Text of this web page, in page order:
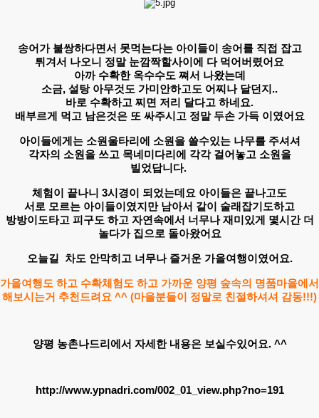
​송어가 불쌍하다면서 못먹는다는 아이들이 송어를 직접 잡고
튀겨서 나오니 정말 눈깜짝할사이에 다 먹어버렸어요
아까 수확한 옥수수도 쪄서 나왔는데
소금, 설탕 아무것도 가미안하고도 어찌나 달던지..
바로 수확하고 찌면 저리 달다고 하네요.
배부르게 먹고 남은것은 또 싸주시고 정말 두손 가득 이였어요
아이들에게는 소원울타리에 소원을 쓸수있는 나무를 주셔셔
각자의 소원을 쓰고 목네미다리에 각각 걸어놓고 소원을
빌었답니다. ​
체험이 끝나니 3시경이 되었는데요 아이들은 끝나고도
서로 모르는 아이들이였지만 남아서 같이 술래잡기도하고
방방이도타고 피구도 하고 자연속에서 너무나 재미있게 몇시간 더
놀다가 집으로 돌아왔어요
오늘길 차도 안막히고 너무나 즐거운 가을여행이였어요.
가을여행도 하고 수확체험도 하고 가까운 양평 숲속의 명품마을에서
해보시는거 추천드려요 ^^ (마을분들이 정말로 친절하셔셔 감동!!!)
양평 농촌나드리에서 자세한 내용은 보실수있어요. ^^
http://www.ypnadri.com/002_01_view.php?no=191